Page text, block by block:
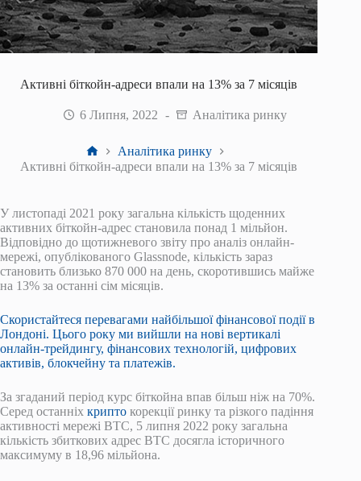
Активні біткойн-адреси впали на 13% за 7 місяців
6 Липня, 2022 Аналітика ринку
Головна
Аналітика ринку
Активні біткойн-адреси впали на 13% за 7 місяців
У листопаді 2021 року загальна кількість щоденних
активних біткойн-адрес становила понад 1 мільйон.
Відповідно до щотижневого звіту про аналіз онлайн-
мережі, опублікованого Glassnode, кількість зараз
становить близько 870 000 на день, скоротившись майже
на 13% за останні сім місяців.
Скористайтеся перевагами найбільшої фінансової події в
Лондоні. Цього року ми вийшли на нові вертикалі
онлайн-трейдингу, фінансових технологій, цифрових
активів, блокчейну та платежів.
За згаданий період курс біткойна впав більш ніж на 70%.
Серед останніх крипто корекції ринку та різкого падіння
активності мережі BTC, 5 липня 2022 року загальна
кількість збиткових адрес BTC досягла історичного
максимуму в 18,96 мільйона.